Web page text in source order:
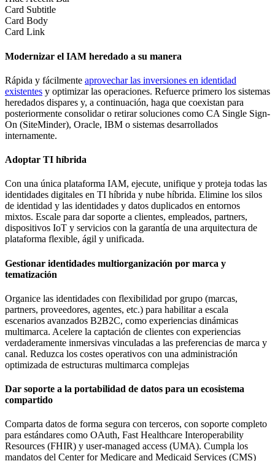
Card Subtitle
Card Body
Card Link
Modernizar el IAM heredado a su manera
Rápida y fácilmente aprovechar las inversiones en identidad
existentes y optimizar las operaciones. Refuerce primero los sistemas
heredados dispares y, a continuación, haga que coexistan para
posteriormente consolidar o retirar soluciones como CA Single Sign-
On (SiteMinder), Oracle, IBM o sistemas desarrollados
internamente.
Adoptar TI híbrida
Con una única plataforma IAM, ejecute, unifique y proteja todas las
identidades digitales en TI híbrida y nube híbrida. Elimine los silos
de identidad y las identidades y datos duplicados en entornos
mixtos. Escale para dar soporte a clientes, empleados, partners,
dispositivos IoT y servicios con la garantía de una arquitectura de
plataforma flexible, ágil y unificada.
Gestionar identidades multiorganización por marca y
tematización
Organice las identidades con flexibilidad por grupo (marcas,
partners, proveedores, agentes, etc.) para habilitar a escala
escenarios avanzados B2B2C, como experiencias dinámicas
multimarca. Acelere la captación de clientes con experiencias
verdaderamente inmersivas vinculadas a las preferencias de marca y
canal. Reduzca los costes operativos con una administración
optimizada de estructuras multimarca complejas
Dar soporte a la portabilidad de datos para un ecosistema
compartido
Comparta datos de forma segura con terceros, con soporte completo
para estándares como OAuth, Fast Healthcare Interoperability
Resources (FHIR) y user-managed access (UMA). Cumpla los
mandatos del Center for Medicare and Medicaid Services (CMS)